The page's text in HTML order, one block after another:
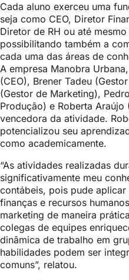
Cada aluno exerceu uma
seja como CEO, Diretor
Diretor de RH ou até
possibilitando também a
cada uma das áreas de
A empresa Manobra
(CEO), Brener Tadeu
(Gestor de Marketing),
Produção) e Roberta
vencedora da atividade.
potencializou seu
como academicamente.
“As atividades realizadas
significativamente meu
contábeis, pois pude
finanças e recursos
marketing de maneira
colegas de equipes
dinâmica de trabalho em
habilidades podem ser
comuns”, relatou.